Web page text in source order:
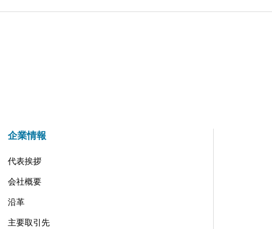
企業情報
代表挨拶
会社概要
沿革
主要取引先